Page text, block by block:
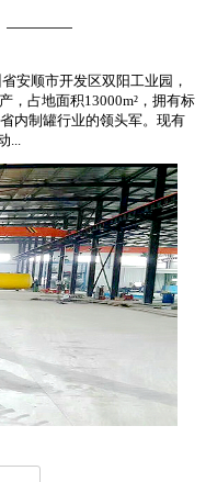
安顺市开发区双阳工业园，
，占地面积13000m²，拥有标
内制罐行业的领头军。现有
...